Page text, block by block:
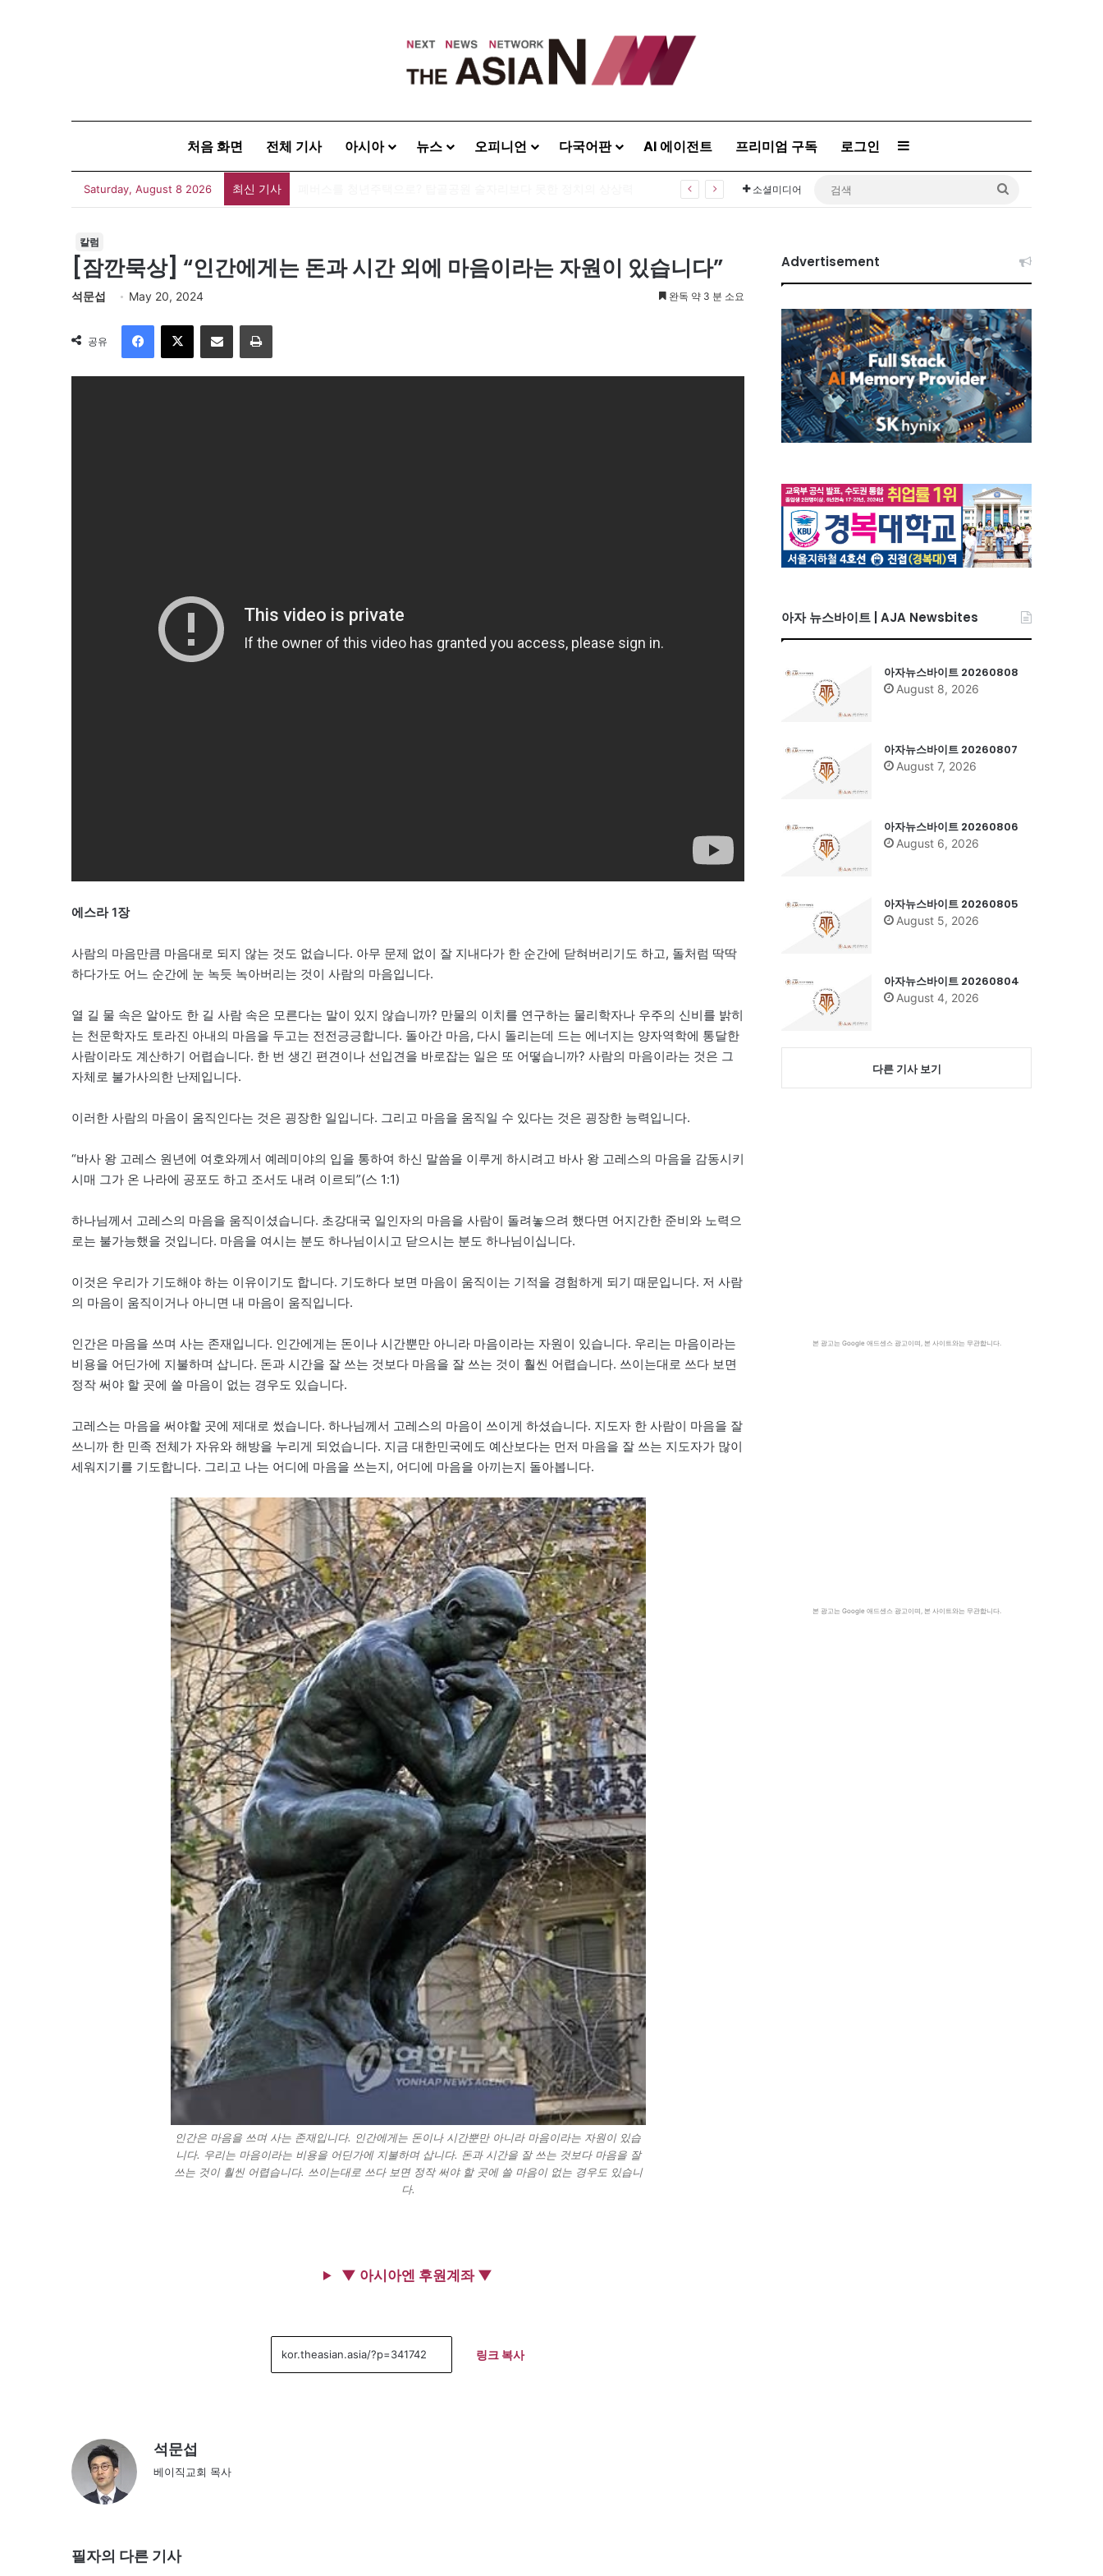
처음 화면 전체 기사 아시아 뉴스 오피니언 다국어판 AI 에이전트 프리미엄 구독 로그인 Sidebar
Saturday, August 8 2026 최신 기사 소셜미디어
칼럼
[잠깐묵상] “인간에게는 돈과 시간 외에 마음이라는 자원이 있습니다”
석문섭 May 20, 2024 완독 약 3 분 소요
공유
이메일
에스라 1장
사람의 마음만큼 마음대로 되지 않는 것도 없습니다. 아무 문제 없이 잘 지내다가 한 순간에 닫혀버리기도 하고, 돌처럼 딱딱
하다가도 어느 순간에 눈 녹듯 녹아버리는 것이 사람의 마음입니다.
열 길 물 속은 알아도 한 길 사람 속은 모른다는 말이 있지 않습니까? 만물의 이치를 연구하는 물리학자나 우주의 신비를 밝히
는 천문학자도 토라진 아내의 마음을 두고는 전전긍긍합니다. 돌아간 마음, 다시 돌리는데 드는 에너지는 양자역학에 통달한
사람이라도 계산하기 어렵습니다. 한 번 생긴 편견이나 선입견을 바로잡는 일은 또 어떻습니까? 사람의 마음이라는 것은 그
자체로 불가사의한 난제입니다.
이러한 사람의 마음이 움직인다는 것은 굉장한 일입니다. 그리고 마음을 움직일 수 있다는 것은 굉장한 능력입니다.
“바사 왕 고레스 원년에 여호와께서 예레미야의 입을 통하여 하신 말씀을 이루게 하시려고 바사 왕 고레스의 마음을 감동시키
시매 그가 온 나라에 공포도 하고 조서도 내려 이르되”(스 1:1)
하나님께서 고레스의 마음을 움직이셨습니다. 초강대국 일인자의 마음을 사람이 돌려놓으려 했다면 어지간한 준비와 노력으
로는 불가능했을 것입니다. 마음을 여시는 분도 하나님이시고 닫으시는 분도 하나님이십니다.
이것은 우리가 기도해야 하는 이유이기도 합니다. 기도하다 보면 마음이 움직이는 기적을 경험하게 되기 때문입니다. 저 사람
의 마음이 움직이거나 아니면 내 마음이 움직입니다.
인간은 마음을 쓰며 사는 존재입니다. 인간에게는 돈이나 시간뿐만 아니라 마음이라는 자원이 있습니다. 우리는 마음이라는
비용을 어딘가에 지불하며 삽니다. 돈과 시간을 잘 쓰는 것보다 마음을 잘 쓰는 것이 훨씬 어렵습니다. 쓰이는대로 쓰다 보면
정작 써야 할 곳에 쓸 마음이 없는 경우도 있습니다.
고레스는 마음을 써야할 곳에 제대로 썼습니다. 하나님께서 고레스의 마음이 쓰이게 하셨습니다. 지도자 한 사람이 마음을 잘
쓰니까 한 민족 전체가 자유와 해방을 누리게 되었습니다. 지금 대한민국에도 예산보다는 먼저 마음을 잘 쓰는 지도자가 많이
세워지기를 기도합니다. 그리고 나는 어디에 마음을 쓰는지, 어디에 마음을 아끼는지 돌아봅니다.
인간은 마음을 쓰며 사는 존재입니다. 인간에게는 돈이나 시간뿐만 아니라 마음이라는 자원이 있습
니다. 우리는 마음이라는 비용을 어딘가에 지불하며 삽니다. 돈과 시간을 잘 쓰는 것보다 마음을 잘
쓰는 것이 훨씬 어렵습니다. 쓰이는대로 쓰다 보면 정작 써야 할 곳에 쓸 마음이 없는 경우도 있습니
다.
▼ 아시아엔 후원계좌 ▼
링크 복사
석문섭
베이직교회 목사
필자의 다른 기사
Advertisement
아자 뉴스바이트 | AJA Newsbites
아자뉴스바이트 20260808
August 8, 2026
아자뉴스바이트 20260807
August 7, 2026
아자뉴스바이트 20260806
August 6, 2026
아자뉴스바이트 20260805
August 5, 2026
아자뉴스바이트 20260804
August 4, 2026
다른 기사 보기
본 광고는 Google 애드센스 광고이며, 본 사이트와는 무관합니다.
본 광고는 Google 애드센스 광고이며, 본 사이트와는 무관합니다.